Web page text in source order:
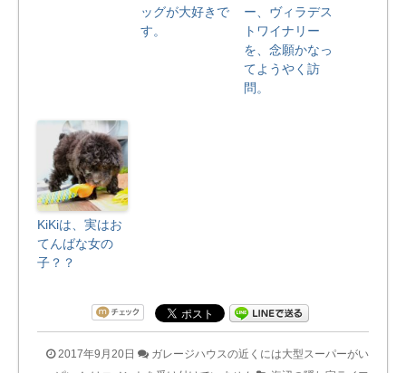
ッグが大好きで
す。
ー、ヴィラデス
トワイナリー
を、念願かなっ
てようやく訪
問。
KiKiは、実はお
てんばな女の
子？？
2017年9月20日
ガレージハウスの近くには大型スーパーがい